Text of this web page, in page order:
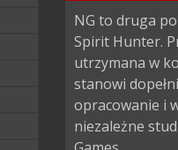
NG to druga
Spirit Hunter.
utrzymana w
stanowi
opracowanie i
niezależne